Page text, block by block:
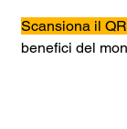
Scansiona il
benefici del